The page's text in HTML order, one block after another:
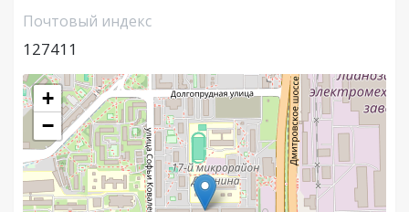
Почтовый индекс
127411
+
−